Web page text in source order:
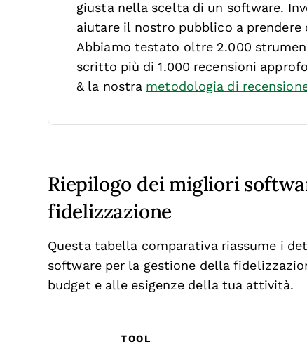
giusta nella scelta di un software.
aiutare il nostro pubblico a
Abbiamo testato oltre 2.000
scritto più di 1.000 recensioni
& la nostra metodologia di
Riepilogo dei migliori
fidelizzazione
Questa tabella comparativa riassume i
software per la gestione della
budget e alle esigenze della tua attività.
TOOL